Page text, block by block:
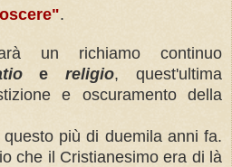
.
un richiamo continuo
ereligio, quest'ultima
e oscuramento della
questo più di duemila anni fa.
che il Cristianesimo era di là